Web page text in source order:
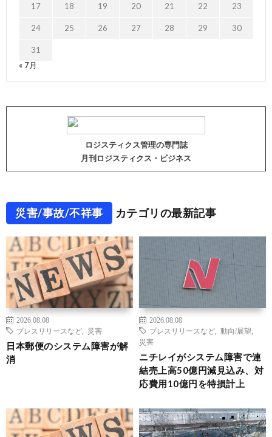
17 18 19 20 21 22 23
24 25 26 27 28 29 30
31
« 7月
ロジスティクス管理の専門誌
月刊ロジスティクス・ビジネス
災害/事故/不祥事 カテゴリの最新記事
2026.08.08
プレスリリースなど
災害
日本郵便のシステム障害が解
消
2026.08.08
プレスリリースなど
動向/展望
災害
ニチレイがシステム障害で連
結売上高50億円減見込み、対
応費用10億円を特損計上